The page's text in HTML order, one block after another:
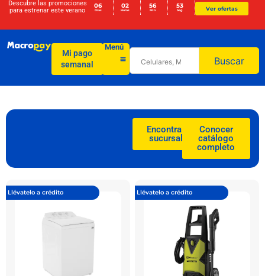
Descubre las promociones
para estrenar este verano
06
Días
02
Horas
56
Min
51
Seg Ver ofertas
Mi pago
semanal
Menú
Buscar
Encontrar
sucursal
Conocer
catálogo
completo
Llévatelo a crédito Llévatelo a crédito